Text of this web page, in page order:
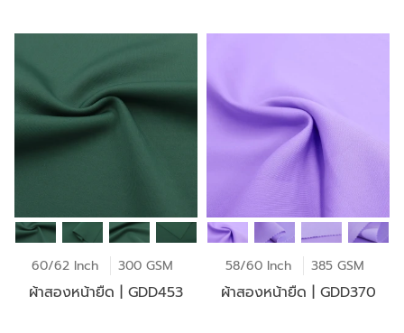
60/62 Inch 300 GSM
ผ้าสองหน้ายืด | GDD453
58/60 Inch 385 GSM
ผ้าสองหน้ายืด | GDD370